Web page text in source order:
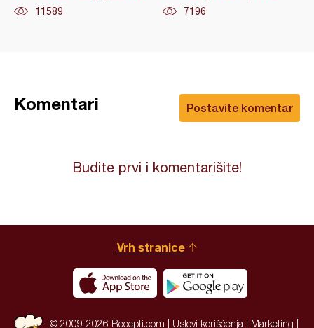
11589 7196
Postavite komentar
Komentari
Budite prvi i komentarišite!
Vrh stranice
© 2009-2026 Recepti.com | Uslovi korišćenja Marketing